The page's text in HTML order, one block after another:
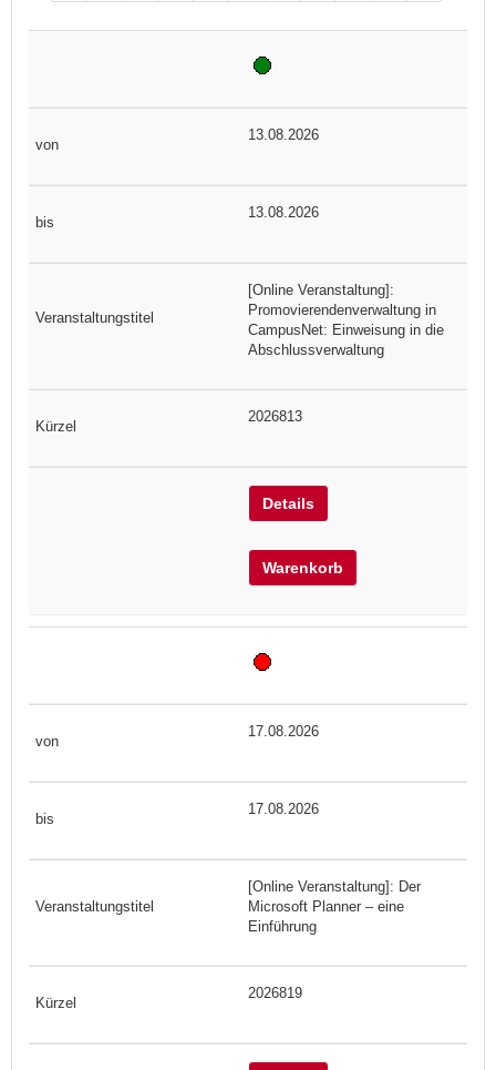
13.08.2026
13.08.2026
[Online Veranstaltung]:
Promovierendenverwaltung in
CampusNet: Einweisung in die
Abschlussverwaltung
2026813
Details
Warenkorb
17.08.2026
17.08.2026
[Online Veranstaltung]: Der
Microsoft Planner – eine
Einführung
2026819